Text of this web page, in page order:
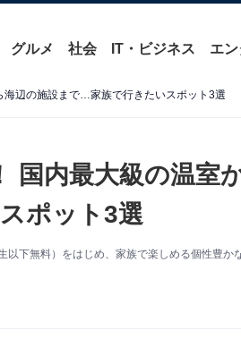
グルメ 社会 IT・ビジネス エン
海辺の施設まで…家族で行きたいスポット3選
国内最大級の温室
ポット3選
下無料）をはじめ、家族で楽しめる個性豊か